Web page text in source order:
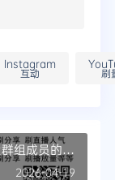
Instagram
互动 刷
组成员的利
2026-04-19